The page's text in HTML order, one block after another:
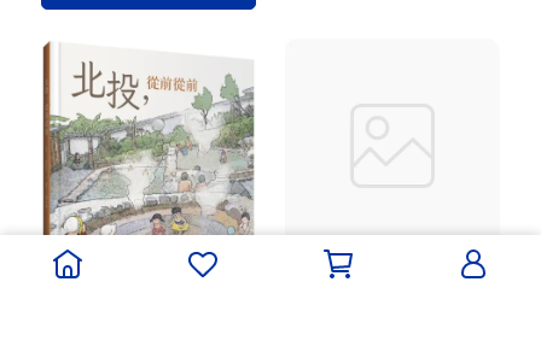
小朋友的心智圖數學課─
導讀手冊＋50張腦力開發